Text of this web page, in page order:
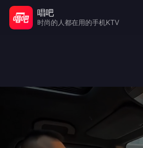
唱吧
时尚的人都在用的手机KTV